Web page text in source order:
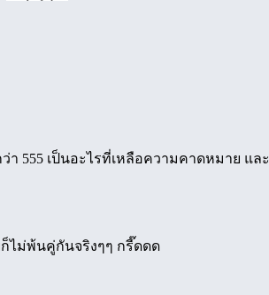
555 เป็นอะไรที่เหลือความคาดหมาย และ
ไม่พ้นคู่กันจริงๆๆ กรี๊ดดด